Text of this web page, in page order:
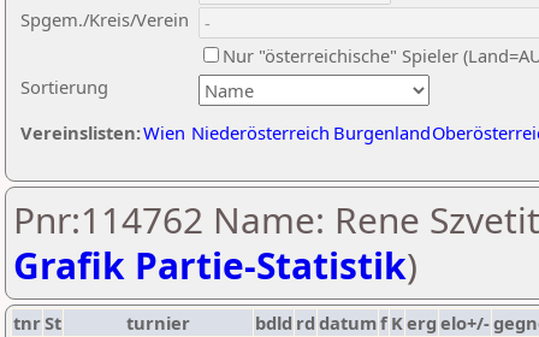
Sortierung
Spgem./Kreis/Verein
Nur "österreichische" Spieler
Vereinslisten:Wien Niederösterreich Burgenland
Pnr:114762 Name: Rene
Grafik Partie-Statistik)
tnrSt turnier bdld rd datumf Kerg elo+/-